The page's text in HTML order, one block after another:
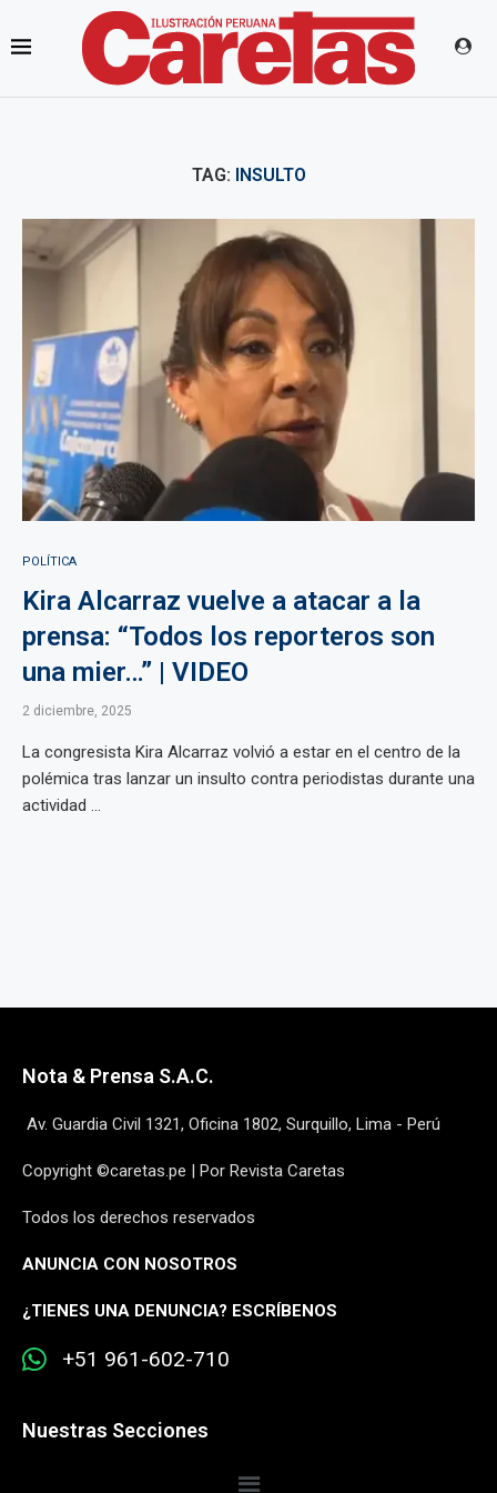
TAG: INSULTO
POLÍTICA
Kira Alcarraz vuelve a atacar a la
prensa: “Todos los reporteros son
una mier…” | VIDEO
2 diciembre, 2025
La congresista Kira Alcarraz volvió a estar en el centro de la
polémica tras lanzar un insulto contra periodistas durante una
actividad ...
Nota & Prensa S.A.C.
Av. Guardia Civil 1321, Oficina 1802, Surquillo, Lima - Perú
Copyright ©caretas.pe | Por Revista Caretas
Todos los derechos reservados
ANUNCIA CON NOSOTROS
¿TIENES UNA DENUNCIA? ESCRÍBENOS
+51 961-602-710
Nuestras Secciones